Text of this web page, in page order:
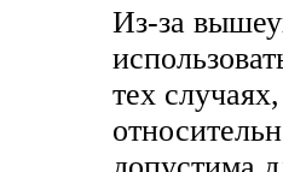
Из-за
тех